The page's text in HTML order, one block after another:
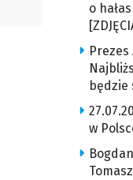
o
Prezes
będzie
w